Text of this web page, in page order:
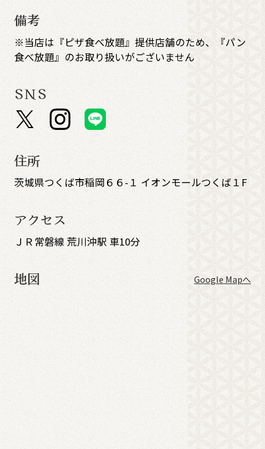
備考
※当店は『ピザ食べ放題』提供店舗のため、『パン
食べ放題』のお取り扱いがございません
SNS
住所
茨城県つくば市稲岡６６-１ イオンモールつくば１F
アクセス
ＪＲ常磐線 荒川沖駅 車10分
地図 Google Mapへ